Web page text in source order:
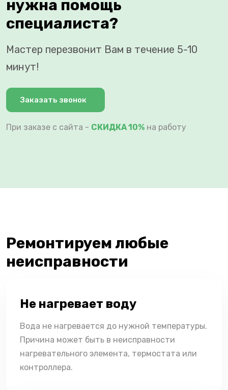
нужна помощь
специалиста?
Мастер перезвонит Вам в течение 5-10
минут!
Заказать звонок
При заказе с сайта - СКИДКА 10% на работу
Ремонтируем любые
неисправности
Не нагревает воду
Вода не нагревается до нужной температуры.
Причина может быть в неисправности
нагревательного элемента, термостата или
контроллера.